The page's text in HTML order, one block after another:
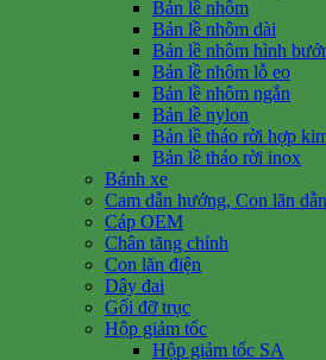
Bản lề nhôm
Bản lề nhôm dài
Bản lề nhôm hình
Bản lề nhôm lỗ eo
Bản lề nhôm ngắn
Bản lề nylon
Bản lề tháo rời hợp
Bản lề tháo rời inox
Bánh xe
Cam dẫn hướng, Con lăn
Cáp OEM
Chân tăng chỉnh
Con lăn điện
Dây đai
Gối đỡ trục
Hộp giảm tốc
Hộp giảm tốc SA